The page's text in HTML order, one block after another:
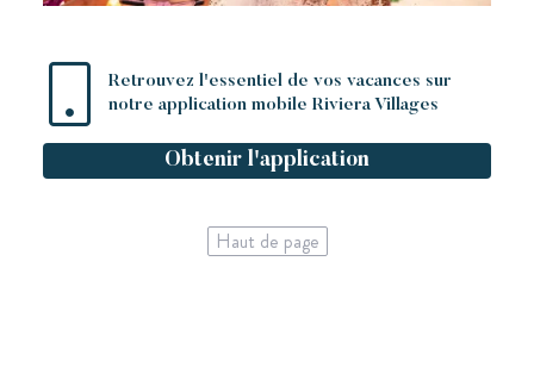
Retrouvez l'essentiel de vos vacances sur
notre application mobile Riviera Villages
Obtenir l'application
Haut de page